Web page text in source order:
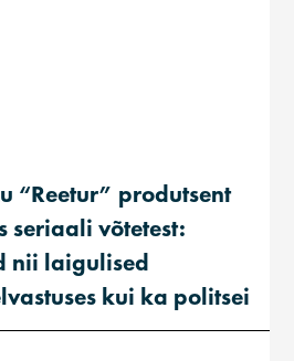
“Reetur” produtsent
seriaali võtetest:
nii laigulised
kui ka politsei